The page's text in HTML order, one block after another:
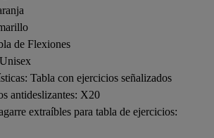
de Flexiones
Tabla con ejercicios señalizados
antideslizantes: X20
extraíbles para tabla de ejercicios: